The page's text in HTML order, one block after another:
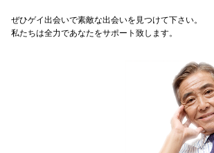
ぜひゲイ出会いで素敵な出会いを見つけて下さい。
私たちは全力であなたをサポート致します。